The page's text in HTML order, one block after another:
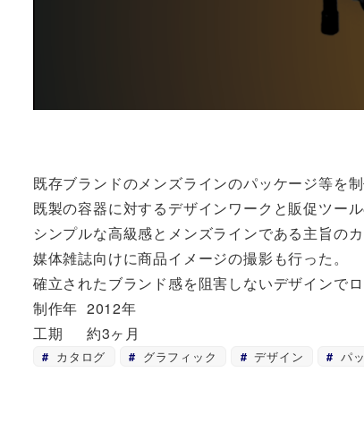
既存ブランドのメンズラインのパッケージ等を制
既製の容器に対するデザインワークと販促ツール
シンプルな高級感とメンズラインである主旨のカ
媒体雑誌向けに商品イメージの撮影も行った。
確立されたブランド感を阻害しないデザインで
制作年 2012年
工期
約3ヶ月
カタログ グラフィック デザイン パ